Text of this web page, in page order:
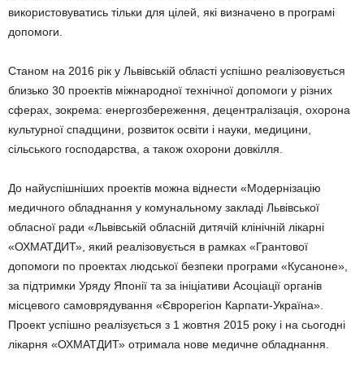
використовуватись тільки для цілей, які визначено в програмі
допомоги.
Станом на 2016 рік у Львівській області успішно реалізовується
близько 30 проектів міжнародної технічної допомоги у різних
сферах, зокрема: енергозбереження, децентралізація, охорона
культурної спадщини, розвиток освіти і науки, медицини,
сільського господарства, а також охорони довкілля.
До найуспішніших проектів можна віднести «Модернізацію
медичного обладнання у комунальному закладі Львівської
обласної ради «Львівській обласній дитячій клінічній лікарні
«ОХМАТДИТ», який реалізовується в рамках «Грантової
допомоги по проектах людської безпеки програми «Кусаноне»,
за підтримки Уряду Японії та за ініціативи Асоціації органів
місцевого самоврядування «Єврорегіон Карпати-Україна».
Проект успішно реалізується з 1 жовтня 2015 року і на сьогодні
лікарня «ОХМАТДИТ» отримала нове медичне обладнання.